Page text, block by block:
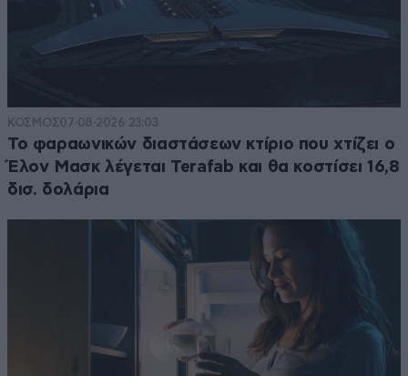
ΚΟΣΜΟΣ07·08·2026 23:03
Το φαραωνικών διαστάσεων κτίριο που χτίζει ο
Έλον Μασκ λέγεται Terafab και θα κοστίσει 16,8
δισ. δολάρια